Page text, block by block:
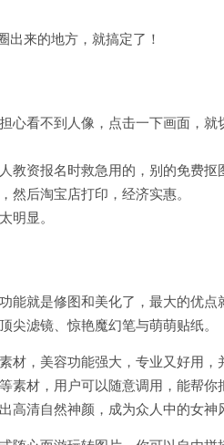
出来的地方，就搞定了！
心看不到人像，点击一下画面，就
教资报名时救急用的，别的免费
然后淘宝店打印，经济实惠。
明显。
能就是修图和美化了，最大的优
尖滤镜、惊艳魔幻笔与萌萌贴纸。
材，美容功能强大，专业又好用
素材，用户可以随意调用，能帮
高清自然神颜，成为众人中的女神